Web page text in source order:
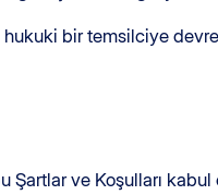
bir temsilciye
Şartlar ve Koşulları kabul